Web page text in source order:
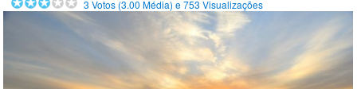
3 Votos (3.00 Média) e753 Visualizações